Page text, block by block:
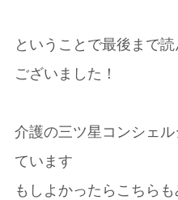
ということで最後まで
ございました！
介護の三ツ星コンシェ
ています
もしよかったらこちら